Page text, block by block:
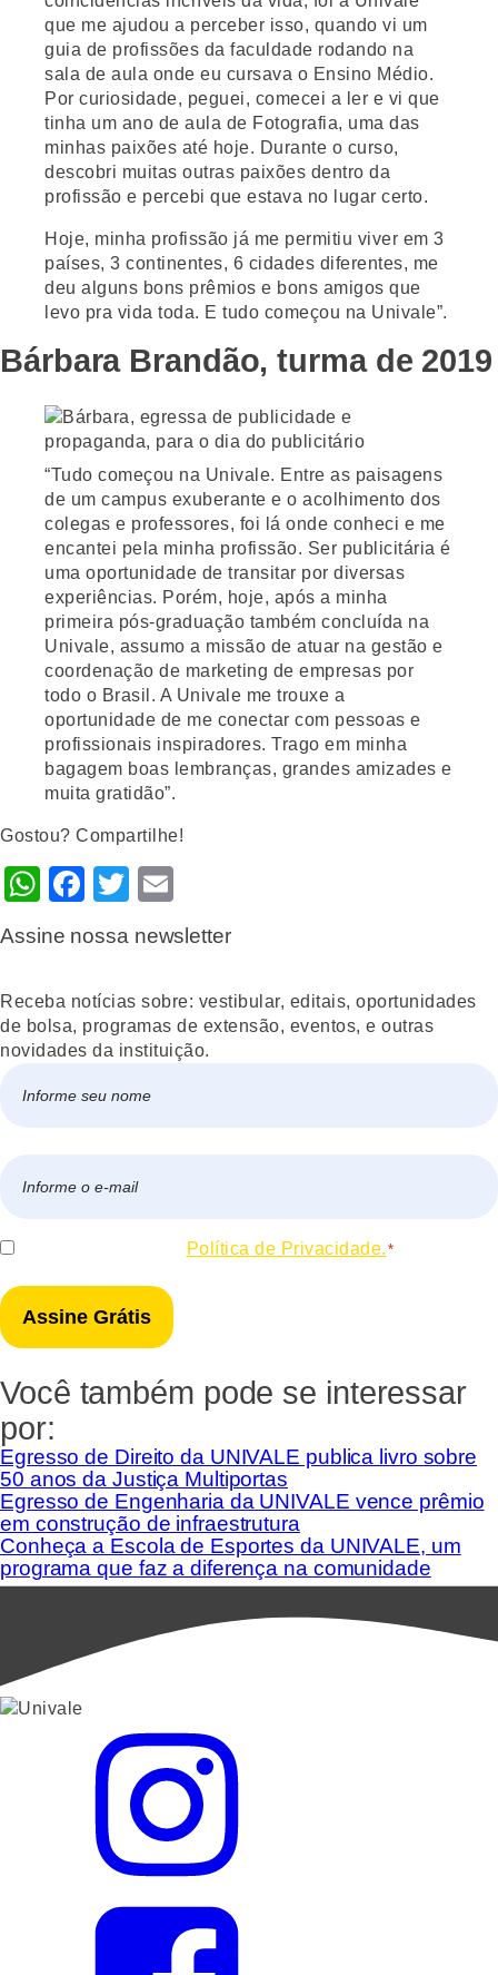
que me ajudou a perceber isso, quando vi um
guia de profissões da faculdade rodando na
sala de aula onde eu cursava o Ensino Médio.
Por curiosidade, peguei, comecei a ler e vi que
tinha um ano de aula de Fotografia, uma das
minhas paixões até hoje. Durante o curso,
descobri muitas outras paixões dentro da
profissão e percebi que estava no lugar certo.
Hoje, minha profissão já me permitiu viver em 3
países, 3 continentes, 6 cidades diferentes, me
deu alguns bons prêmios e bons amigos que
levo pra vida toda. E tudo começou na Univale”.
Bárbara Brandão, turma de 2019
“Tudo começou na Univale. Entre as paisagens
de um campus exuberante e o acolhimento dos
colegas e professores, foi lá onde conheci e me
encantei pela minha profissão. Ser publicitária é
uma oportunidade de transitar por diversas
experiências. Porém, hoje, após a minha
primeira pós-graduação também concluída na
Univale, assumo a missão de atuar na gestão e
coordenação de marketing de empresas por
todo o Brasil. A Univale me trouxe a
oportunidade de me conectar com pessoas e
profissionais inspiradores. Trago em minha
bagagem boas lembranças, grandes amizades e
muita gratidão”.
Gostou? Compartilhe!
WhatsApp
Facebook
Twitter
Assine nossa newsletter
Receba notícias sobre: vestibular, editais, oportunidades
de bolsa, programas de extensão, eventos, e outras
novidades da instituição.
mail
Consentir Política de Privacidade. *
Você também pode se interessar
por:
Egresso de Direito da UNIVALE publica livro sobre
50 anos da Justiça Multiportas
Egresso de Engenharia da UNIVALE vence prêmio
em construção de infraestrutura
Conheça a Escola de Esportes da UNIVALE, um
programa que faz a diferença na comunidade